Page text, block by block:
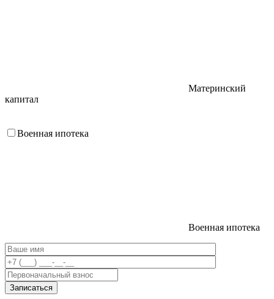
Материнский
капитал
Военная ипотека
Военная ипотека